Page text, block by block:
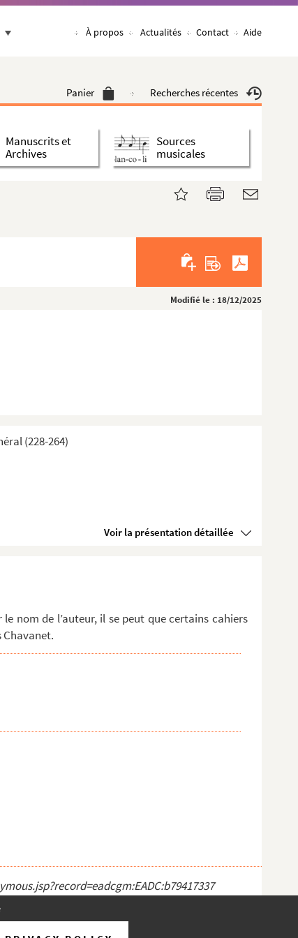
À propos Actualités Contact Aide
Panier Recherches récentes
Manuscrits et
Archives
Sources
musicales
Modifié le : 18/12/2025
(228-264)
Voir la présentation détaillée
nom de l’auteur, il se peut que certains cahiers
Chavanet.